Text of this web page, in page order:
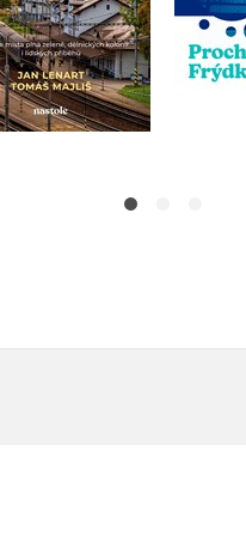
Do košíku
449 Kč
359 Kč